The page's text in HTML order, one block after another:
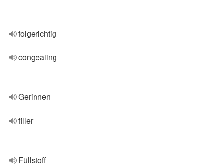
folgerichtig
congealing
Gerinnen
filler
Füllstoff